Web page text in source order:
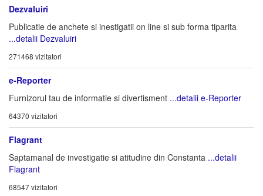
Dezvaluiri
Publicatie de anchete si inestigatii on line si sub forma tiparita
...detalii Dezvaluiri
271468 vizitatori
e-Reporter
Furnizorul tau de informatie si divertisment ...detalii e-Reporter
64370 vizitatori
Flagrant
Saptamanal de investigatie si atitudine din Constanta ...detalii
Flagrant
68547 vizitatori